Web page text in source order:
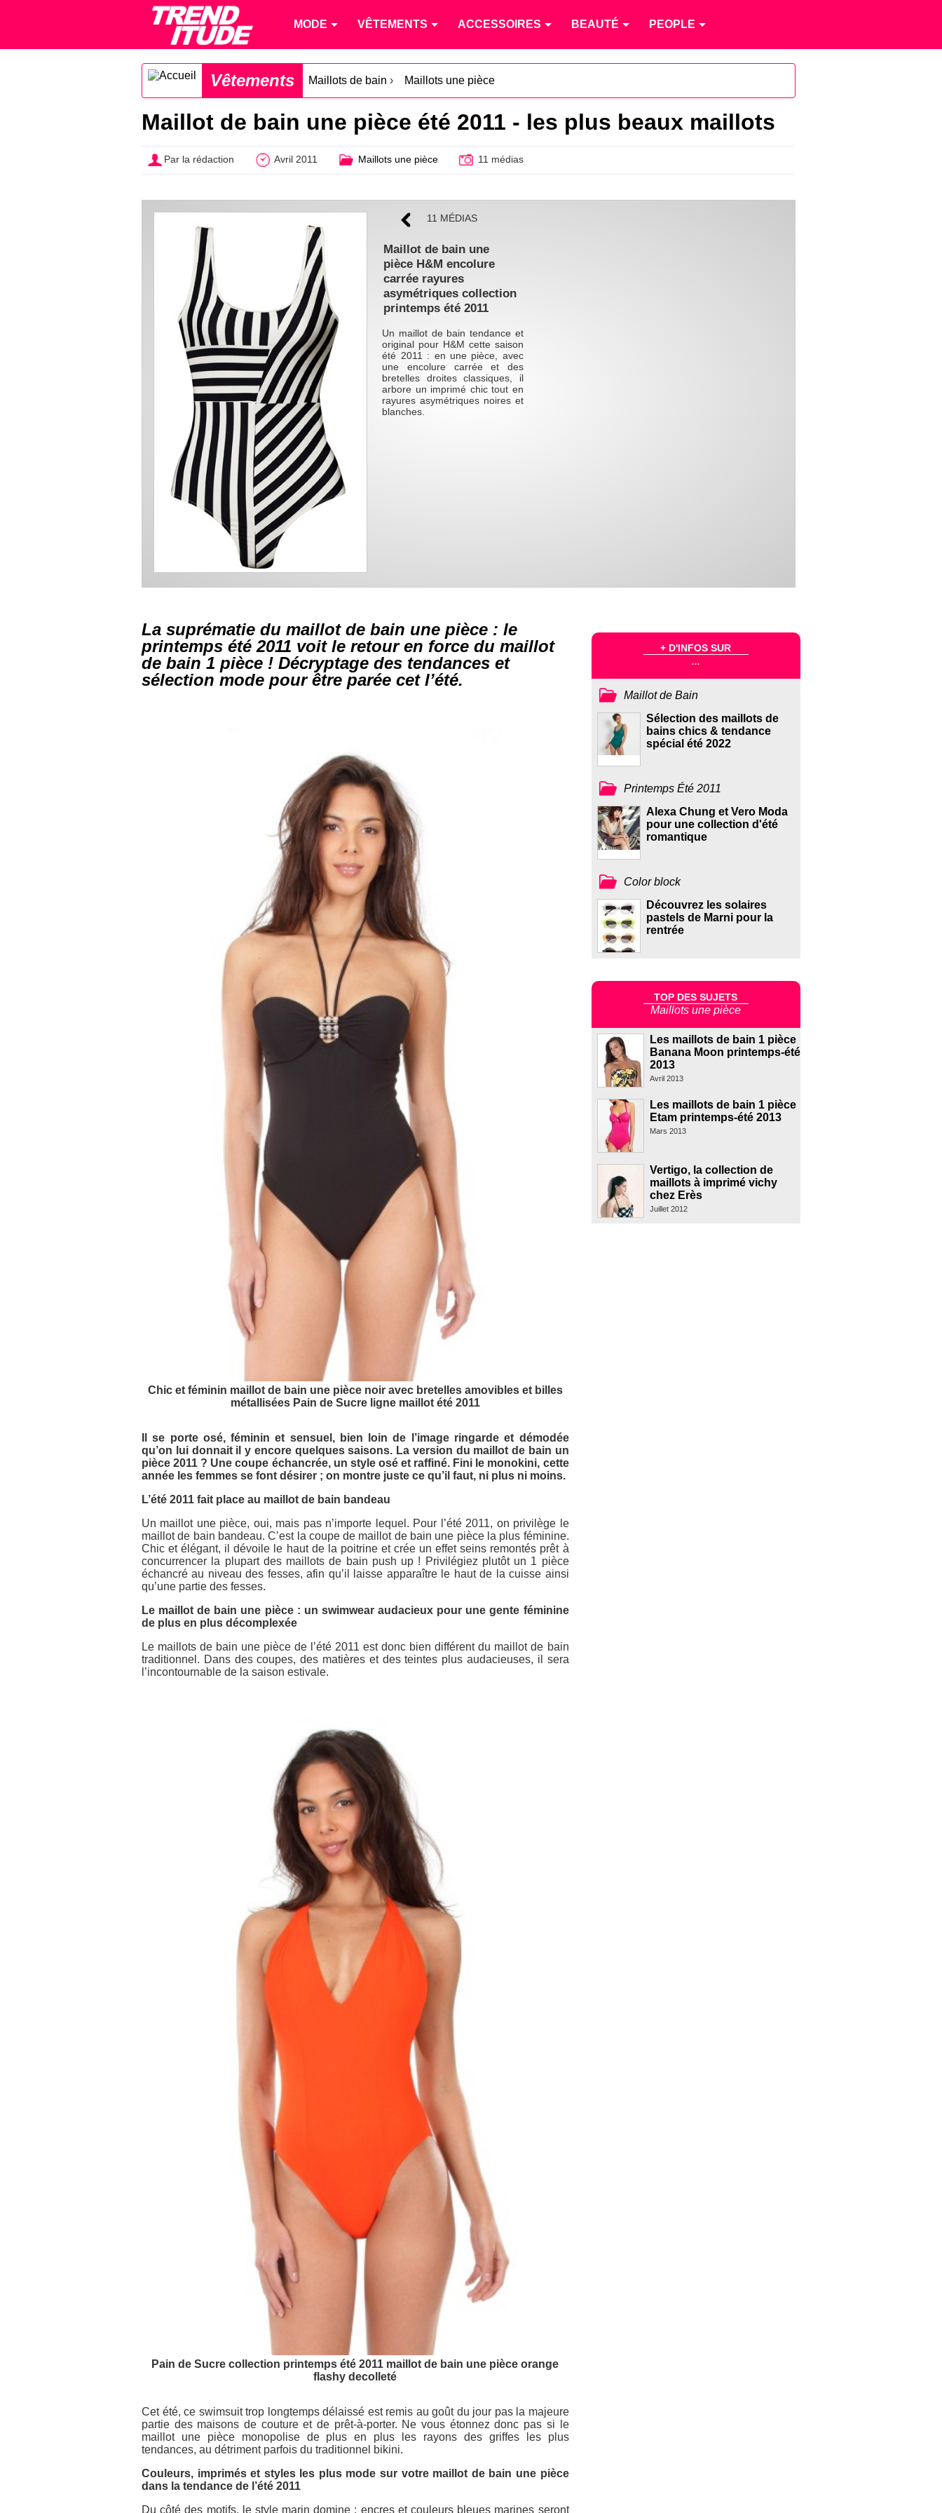
MODE VÊTEMENTS ACCESSOIRES BEAUTÉ PEOPLE
Vêtements Maillots de bain › Maillots une pièce
Maillot de bain une pièce été 2011 - les plus beaux maillots
Par la rédaction Avril 2011 Maillots une pièce 11 médias
11 MÉDIAS
Maillot de bain une
pièce H&M encolure
carrée rayures
asymétriques collection
printemps été 2011
Un maillot de bain tendance et
original pour H&M cette saison
été 2011 : en une pièce, avec
une encolure carrée et des
bretelles droites classiques, il
arbore un imprimé chic tout en
rayures asymétriques noires et
blanches.
La suprématie du maillot de bain une pièce : le
printemps été 2011 voit le retour en force du maillot
de bain 1 pièce ! Décryptage des tendances et
sélection mode pour être parée cet l’été.
Chic et féminin maillot de bain une pièce noir avec bretelles amovibles et billes
métallisées Pain de Sucre ligne maillot été 2011
Il se porte osé, féminin et sensuel, bien loin de l’image ringarde et démodée
qu’on lui donnait il y encore quelques saisons. La version du maillot de bain un
pièce 2011 ? Une coupe échancrée, un style osé et raffiné. Fini le monokini, cette
année les femmes se font désirer ; on montre juste ce qu’il faut, ni plus ni moins.
L’été 2011 fait place au maillot de bain bandeau
Un maillot une pièce, oui, mais pas n’importe lequel. Pour l’été 2011, on privilège le
maillot de bain bandeau. C’est la coupe de maillot de bain une pièce la plus féminine.
Chic et élégant, il dévoile le haut de la poitrine et crée un effet seins remontés prêt à
concurrencer la plupart des maillots de bain push up ! Privilégiez plutôt un 1 pièce
échancré au niveau des fesses, afin qu’il laisse apparaître le haut de la cuisse ainsi
qu’une partie des fesses.
Le maillot de bain une pièce : un swimwear audacieux pour une gente féminine
de plus en plus décomplexée
Le maillots de bain une pièce de l’été 2011 est donc bien différent du maillot de bain
traditionnel. Dans des coupes, des matières et des teintes plus audacieuses, il sera
l’incontournable de la saison estivale.
Pain de Sucre collection printemps été 2011 maillot de bain une pièce orange
flashy decolleté
Cet été, ce swimsuit trop longtemps délaissé est remis au goût du jour pas la majeure
partie des maisons de couture et de prêt-à-porter. Ne vous étonnez donc pas si le
maillot une pièce monopolise de plus en plus les rayons des griffes les plus
tendances, au détriment parfois du traditionnel bikini.
Couleurs, imprimés et styles les plus mode sur votre maillot de bain une pièce
dans la tendance de l’été 2011
Du côté des motifs, le style marin domine : encres et couleurs bleues marines seront
+ D'INFOS SUR
...
Maillot de Bain
Sélection des maillots de
bains chics & tendance
spécial été 2022
Printemps Été 2011
Alexa Chung et Vero Moda
pour une collection d'été
romantique
Color block
Découvrez les solaires
pastels de Marni pour la
rentrée
TOP DES SUJETS
Maillots une pièce
Les maillots de bain 1 pièce
Banana Moon printemps-été
2013
Avril 2013
Les maillots de bain 1 pièce
Etam printemps-été 2013
Mars 2013
Vertigo, la collection de
maillots à imprimé vichy
chez Erès
Juillet 2012